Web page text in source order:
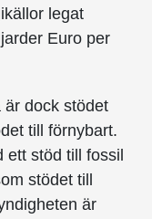
legat
Euro per
är dock stödet
till förnybart.
stöd till fossil
stödet till
är